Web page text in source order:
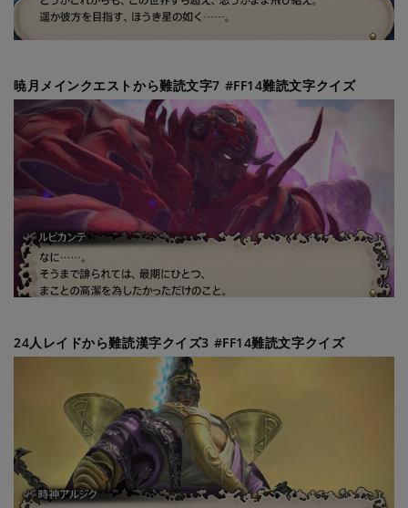
暁月メインクエストから難読文字7 #FF14難読文字クイズ
24人レイドから難読漢字クイズ3 #FF14難読文字クイズ